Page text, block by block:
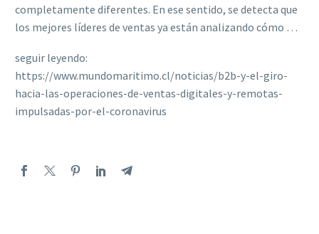
completamente diferentes. En ese sentido, se detecta que
los mejores líderes de ventas ya están analizando cómo …
seguir leyendo:
https://www.mundomaritimo.cl/noticias/b2b-y-el-giro-
hacia-las-operaciones-de-ventas-digitales-y-remotas-
impulsadas-por-el-coronavirus